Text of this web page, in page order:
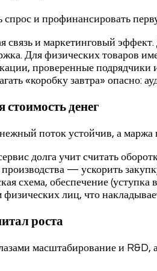
спрос и профинансировать
связь и маркетинговый
Для физических товаров
проверенные подрядчики
«коробку завтра» опасно:
денег
поток устойчив, а
долга учит считать
— ускорить
схема, обеспечение
лиц, что
роста
масштабирование и